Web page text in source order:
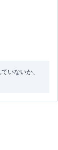
いないか、